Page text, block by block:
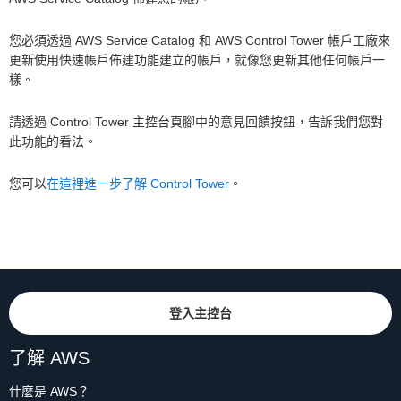
您必須透過 AWS Service Catalog 和 AWS Control Tower 帳戶工廠來
更新使用快速帳戶佈建功能建立的帳戶，就像您更新其他任何帳戶一
樣。
請透過 Control Tower 主控台頁腳中的意見回饋按鈕，告訴我們您對
此功能的看法。
您可以在這裡進一步了解 Control Tower 。
登入主控台
了解 AWS
什麼是 AWS？